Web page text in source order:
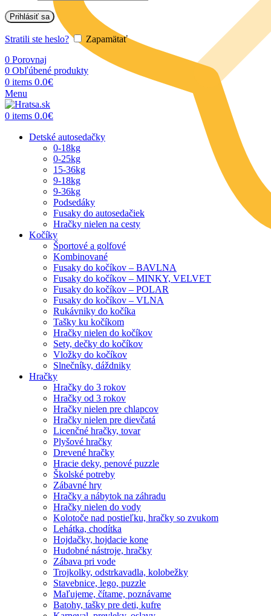
Prihlásiť sa
Stratili ste heslo?
Zapamätať
0 Porovnaj
0 Obľúbené produkty
0 items 0.0€
Menu
0 items 0.0€
Detské autosedačky
0-18kg
0-25kg
15-36kg
9-18kg
9-36kg
Podsedáky
Fusaky do autosedačiek
Hračky nielen na cesty
Kočíky
Športové a golfové
Kombinované
Fusaky do kočíkov – BAVLNA
Fusaky do kočíkov – MINKY, VELVET
Fusaky do kočíkov – POLAR
Fusaky do kočíkov – VLNA
Rukávniky do kočíka
Tašky ku kočíkom
Hračky nielen do kočíkov
Sety, dečky do kočíkov
Vložky do kočíkov
Slnečníky, dáždniky
Hračky
Hračky do 3 rokov
Hračky od 3 rokov
Hračky nielen pre chlapcov
Hračky nielen pre dievčatá
Licenčné hračky, tovar
Plyšové hračky
Drevené hračky
Hracie deky, penové puzzle
Školské potreby
Zábavné hry
Hračky a nábytok na záhradu
Hračky nielen do vody
Kolotoče nad postieľku, hračky so zvukom
Lehátka, chodítka
Hojdačky, hojdacie kone
Hudobné nástroje, hračky
Zábava pri vode
Trojkolky, odstrkavadla, kolobežky
Stavebnice, lego, puzzle
Maľujeme, čítame, poznávame
Batohy, tašky pre deti, kufre